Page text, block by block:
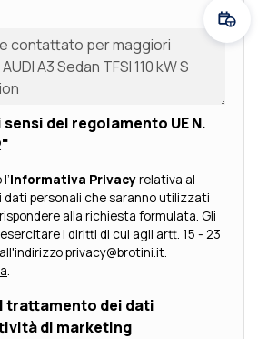
del regolamento UE N.
Informativa Privacyrelativa al
personali che saranno utilizzati
alla richiesta formulata. Gli
i diritti di cui agli artt. 15 - 23
privacy@brotini.it.
.
trattamento dei dati
di marketing